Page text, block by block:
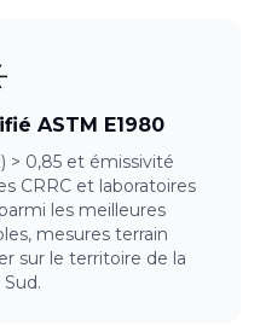
ASTM E1980
> 0,85 et émissivité
CRRC et laboratoires
les meilleures
mesures terrain
sur le territoire de la